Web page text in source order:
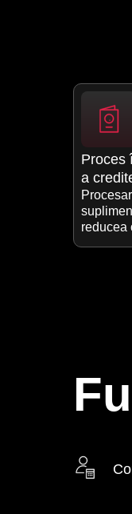
Proces
a
reducea